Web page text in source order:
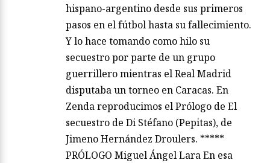
hispano-argentino desde sus primeros
pasos en el fútbol hasta su fallecimiento.
Y lo hace tomando como hilo su
secuestro por parte de un grupo
guerrillero mientras el Real Madrid
disputaba un torneo en Caracas. En
Zenda reproducimos el Prólogo de El
secuestro de Di Stéfano (Pepitas), de
Jimeno Hernández Droulers. *****
PRÓLOGO Miguel Ángel Lara En esa